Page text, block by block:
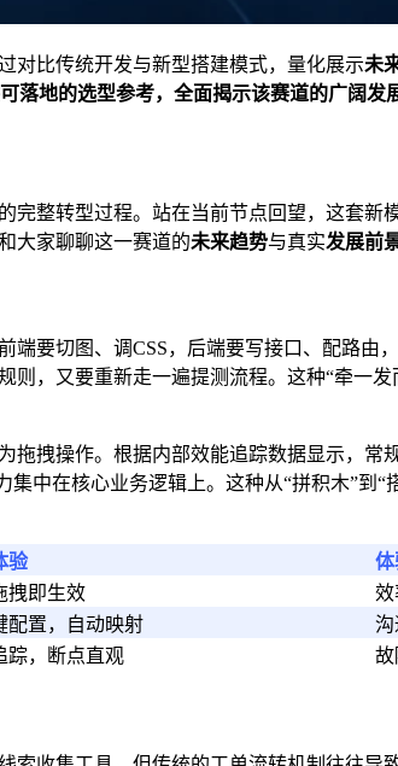
对比传统开发与新型搭建模式，量化展示未
落地的选型参考，全面揭示该赛道的广阔发
完整转型过程。站在当前节点回望，这套新
大家聊聊这一赛道的未来趋势与真实发展前
要切图、调CSS，后端要写接口、配路由
，又要重新走一遍提测流程。这种“牵一
拽操作。根据内部效能追踪数据显示，常
中在核心业务逻辑上。这种从“拼积木”到“
验
体
拽即生效 效
配置，自动映射 沟
踪，断点直观 故